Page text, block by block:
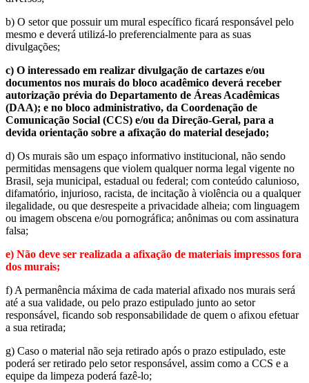
b) O setor que possuir um mural específico ficará responsável pelo
mesmo e deverá utilizá-lo preferencialmente para as suas
divulgações;
c) O interessado em realizar divulgação de cartazes e/ou
documentos nos murais do bloco acadêmico deverá receber
autorização prévia do Departamento de Áreas Acadêmicas
(DAA); e no bloco administrativo, da Coordenação de
Comunicação Social (CCS) e/ou da Direção-Geral, para a
devida orientação sobre a afixação do material desejado;
d) Os murais são um espaço informativo institucional, não sendo
permitidas mensagens que violem qualquer norma legal vigente no
Brasil, seja municipal, estadual ou federal; com conteúdo calunioso,
difamatório, injurioso, racista, de incitação à violência ou a qualquer
ilegalidade, ou que desrespeite a privacidade alheia; com linguagem
ou imagem obscena e/ou pornográfica; anônimas ou com assinatura
falsa;
e) Não deve ser realizada a afixação de materiais impressos fora
dos murais;
f) A permanência máxima de cada material afixado nos murais será
até a sua validade, ou pelo prazo estipulado junto ao setor
responsável, ficando sob responsabilidade de quem o afixou efetuar
a sua retirada;
g) Caso o material não seja retirado após o prazo estipulado, este
poderá ser retirado pelo setor responsável, assim como a CCS e a
equipe da limpeza poderá fazê-lo;